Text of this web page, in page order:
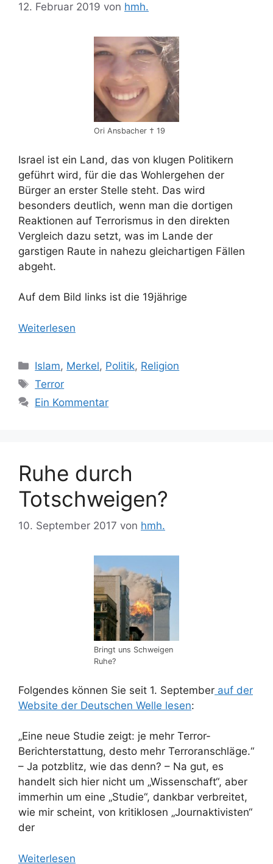
12. Februar 2019 von hmh.
Ori Ansbacher † 19
Israel ist ein Land, das von klugen Politikern
geführt wird, für die das Wohlergehen der
Bürger an erster Stelle steht. Das wird
besonders deutlich, wenn man die dortigen
Reaktionen auf Terrorismus in den direkten
Vergleich dazu setzt, was im Lande der
garstigen Raute in nahezu gleichartigen Fällen
abgeht.
Auf dem Bild links ist die 19jährige
Weiterlesen
Kategorien
Islam, Merkel, Politik, Religion
Schlagwörter
Terror
Ein Kommentar
Ruhe durch
Totschweigen?
10. September 2017 von hmh.
Bringt uns Schweigen
Ruhe?
Folgendes können Sie seit 1. September auf der
Website der Deutschen Welle lesen:
„Eine neue Studie zeigt: je mehr Terror-
Berichterstattung, desto mehr Terroranschläge.“
– Ja potzblitz, wie das denn? – Na gut, es
handelt sich hier nicht um „Wissenschaft“, aber
immerhin um eine „Studie“, dankbar verbreitet,
wie mir scheint, von kritiklosen „Journaktivisten“
der
Weiterlesen